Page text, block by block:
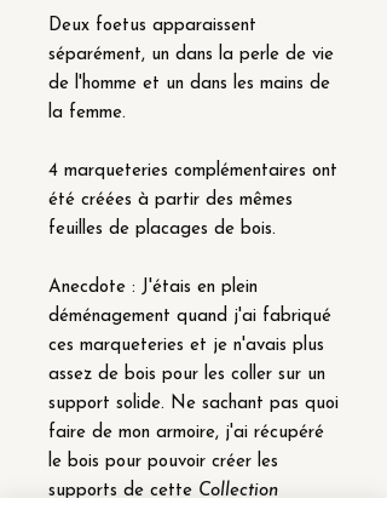
Deux foetus apparaissent
séparément, un dans la perle de vie
de l'homme et un dans les mains de
la femme.
4 marqueteries complémentaires ont
été créées à partir des mêmes
feuilles de placages de bois.
Anecdote : J'étais en plein
déménagement quand j'ai fabriqué
ces marqueteries et je n'avais plus
assez de bois pour les coller sur un
support solide. Ne sachant pas quoi
faire de mon armoire, j'ai récupéré
le bois pour pouvoir créer les
supports de cette Collection